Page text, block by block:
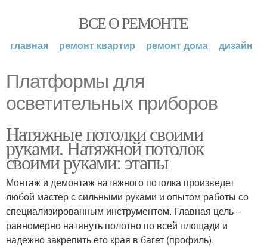
ВСЕ О РЕМОНТЕ
главная ремонт квартир ремонт дома дизайн
Платформы для
осветительных приборов
Натяжные потолки своими
руками. Натяжной потолок
своими руками: этапы
Монтаж и демонтаж натяжного потолка произведет
любой мастер с сильными руками и опытом работы со
специализированным инструментом. Главная цель –
равномерно натянуть полотно по всей площади и
надежно закрепить его края в багет (профиль).